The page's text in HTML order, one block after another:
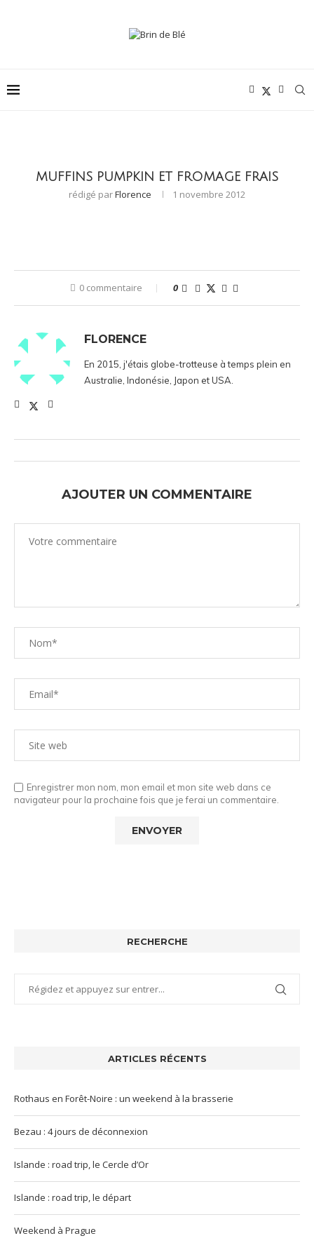
MUFFINS PUMPKIN ET FROMAGE FRAIS
rédigé parFlorence 1 novembre 2012
0 commentaire 0
FLORENCE
En 2015, j'étais globe-trotteuse à temps plein en
Australie, Indonésie, Japon et USA.
AJOUTER UN COMMENTAIRE
Enregistrer mon nom, mon email et mon site web dans ce
navigateur pour la prochaine fois que je ferai un commentaire.
RECHERCHE
ARTICLES RÉCENTS
Rothaus en Forêt-Noire : un weekend à la brasserie
Bezau : 4 jours de déconnexion
Islande : road trip, le Cercle d’Or
Islande : road trip, le départ
Weekend à Prague